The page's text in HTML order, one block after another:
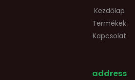
Kezdőlap
Termékek
Kapcsolat
address